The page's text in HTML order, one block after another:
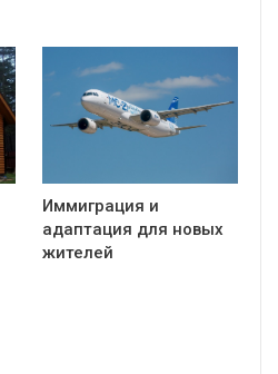
Иммиграция и
адаптация для новых
жителей